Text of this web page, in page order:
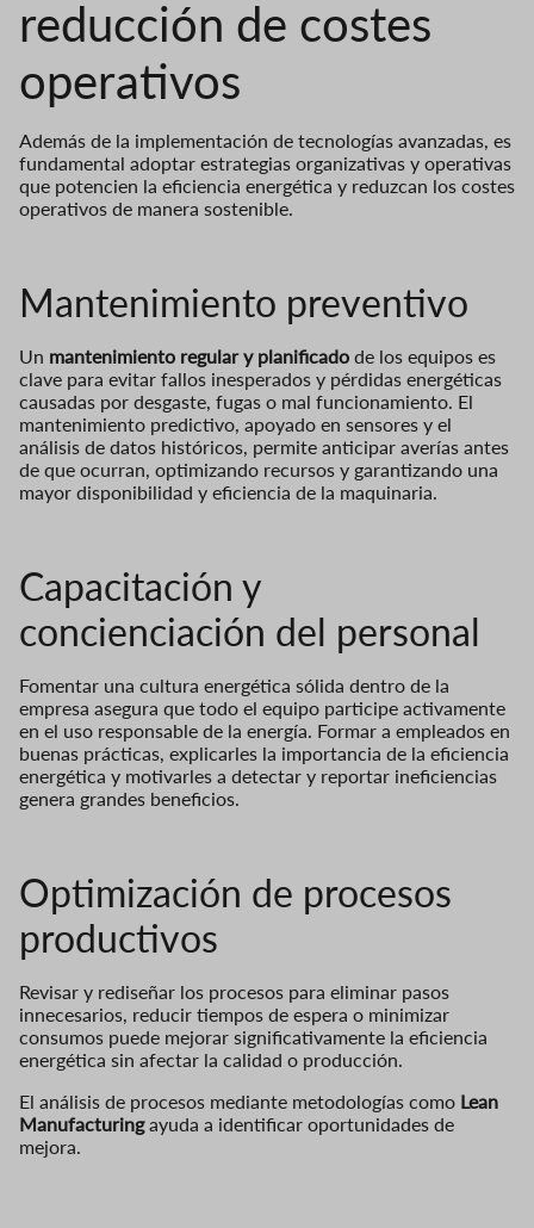
reducción de costes
operativos
Además de la implementación de tecnologías avanzadas, es
fundamental adoptar estrategias organizativas y operativas
que potencien la eficiencia energética y reduzcan los costes
operativos de manera sostenible.
Mantenimiento preventivo
Un mantenimiento regular y planificado de los equipos es
clave para evitar fallos inesperados y pérdidas energéticas
causadas por desgaste, fugas o mal funcionamiento. El
mantenimiento predictivo, apoyado en sensores y el
análisis de datos históricos, permite anticipar averías antes
de que ocurran, optimizando recursos y garantizando una
mayor disponibilidad y eficiencia de la maquinaria.
Capacitación y
concienciación del personal
Fomentar una cultura energética sólida dentro de la
empresa asegura que todo el equipo participe activamente
en el uso responsable de la energía. Formar a empleados en
buenas prácticas, explicarles la importancia de la eficiencia
energética y motivarles a detectar y reportar ineficiencias
genera grandes beneficios.
Optimización de procesos
productivos
Revisar y rediseñar los procesos para eliminar pasos
innecesarios, reducir tiempos de espera o minimizar
consumos puede mejorar significativamente la eficiencia
energética sin afectar la calidad o producción.
El análisis de procesos mediante metodologías como Lean
Manufacturingayuda a identificar oportunidades de
mejora.